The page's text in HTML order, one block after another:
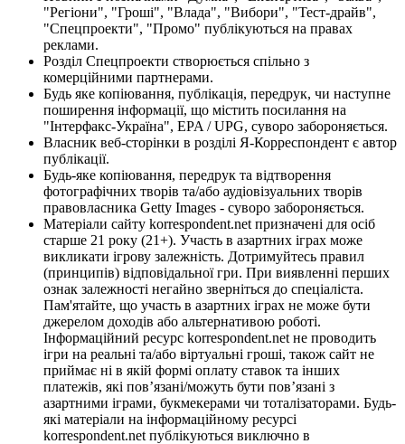
"Регіони", "Гроші", "Влада", "Вибори", "Тест-драйв",
"Спецпроекти", "Промо" публікуються на правах
реклами.
Розділ Спецпроекти створюється спільно з
комерційними партнерами.
Будь яке копіювання, публікація, передрук, чи наступне
поширення інформації, що містить посилання на
"Інтерфакс-Україна", EPA / UPG, суворо забороняється.
Власник веб-сторінки в розділі Я-Корреспондент є автор
публікації.
Будь-яке копіювання, передрук та відтворення
фотографічних творів та/або аудіовізуальних творів
правовласника Getty Images - суворо забороняється.
Матеріали сайту korrespondent.net призначені для осіб
старше 21 року (21+). Участь в азартних іграх може
викликати ігрову залежність. Дотримуйтесь правил
(принципів) відповідальної гри. При виявленні перших
ознак залежності негайно зверніться до спеціаліста.
Пам'ятайте, що участь в азартних іграх не може бути
джерелом доходів або альтернативою роботі.
Інформаційний ресурс korrespondent.net не проводить
ігри на реальні та/або віртуальні гроші, також сайт не
приймає ні в якій формі оплату ставок та інших
платежів, які пов’язані/можуть бути пов’язані з
азартними іграми, букмекерами чи тоталізаторами. Будь-
які матеріали на інформаційному ресурсі
korrespondent.net публікуються виключно в